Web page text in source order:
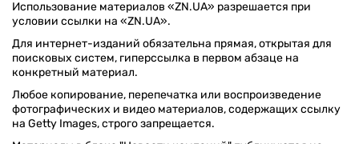
Использование материалов «ZN.UA» разрешается при
условии ссылки на «ZN.UA».
Для интернет-изданий обязательна прямая, открытая для
поисковых систем, гиперссылка в первом абзаце на
конкретный материал.
Любое копирование, перепечатка или воспроизведение
фотографических и видео материалов, содержащих ссылку
на Getty Images, строго запрещается.